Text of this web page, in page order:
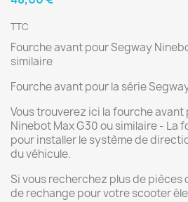
TTC
Fourche avant pour Segway
similaire
Fourche avant pour la série
Vous trouverez ici la fourche avant
Ninebot Max G30 ou similaire - La
pour installer le système de
du véhicule.
Si vous recherchez plus de
de rechange pour votre scooter